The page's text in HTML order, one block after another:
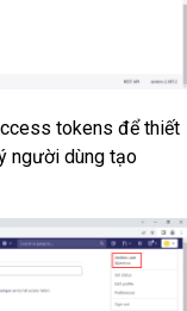
tokens để thiết
người dùng tạo